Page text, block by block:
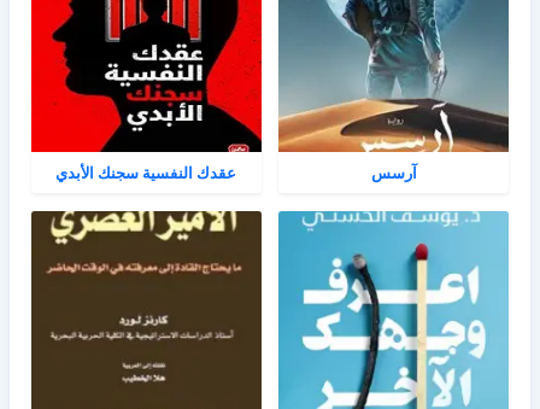
آرسس عقدك النفسية سجنك الأبدي